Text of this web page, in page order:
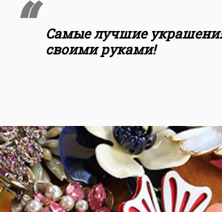
Самые лучшие
своими руками!